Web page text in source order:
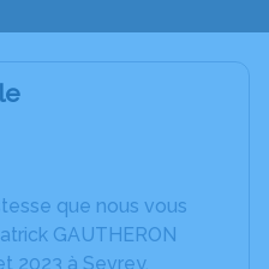
que nous vous
GAUTHERON
2023 à Sevrey.